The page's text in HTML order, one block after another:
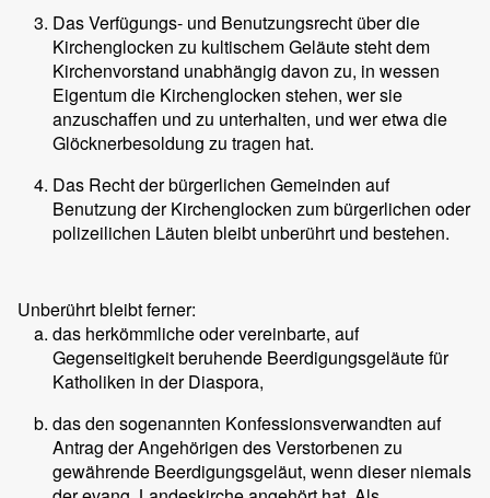
Das Verfügungs- und Benutzungsrecht über die
Kirchenglocken zu kultischem Geläute steht dem
Kirchenvorstand unabhängig davon zu, in wessen
Eigentum die Kirchenglocken stehen, wer sie
anzuschaffen und zu unterhalten, und wer etwa die
Glöcknerbesoldung zu tragen hat.
Das Recht der bürgerlichen Gemeinden auf
Benutzung der Kirchenglocken zum bürgerlichen oder
polizeilichen Läuten bleibt unberührt und bestehen.
Unberührt bleibt ferner:
das herkömmliche oder vereinbarte, auf
Gegenseitigkeit beruhende Beerdigungsgeläute für
Katholiken in der Diaspora,
das den sogenannten Konfessionsverwandten auf
Antrag der Angehörigen des Verstorbenen zu
gewährende Beerdigungsgeläut, wenn dieser niemals